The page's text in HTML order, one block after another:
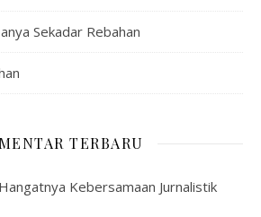
Sekadar Rebahan
TERBARU
Hangatnya Kebersamaan Jurnalistik